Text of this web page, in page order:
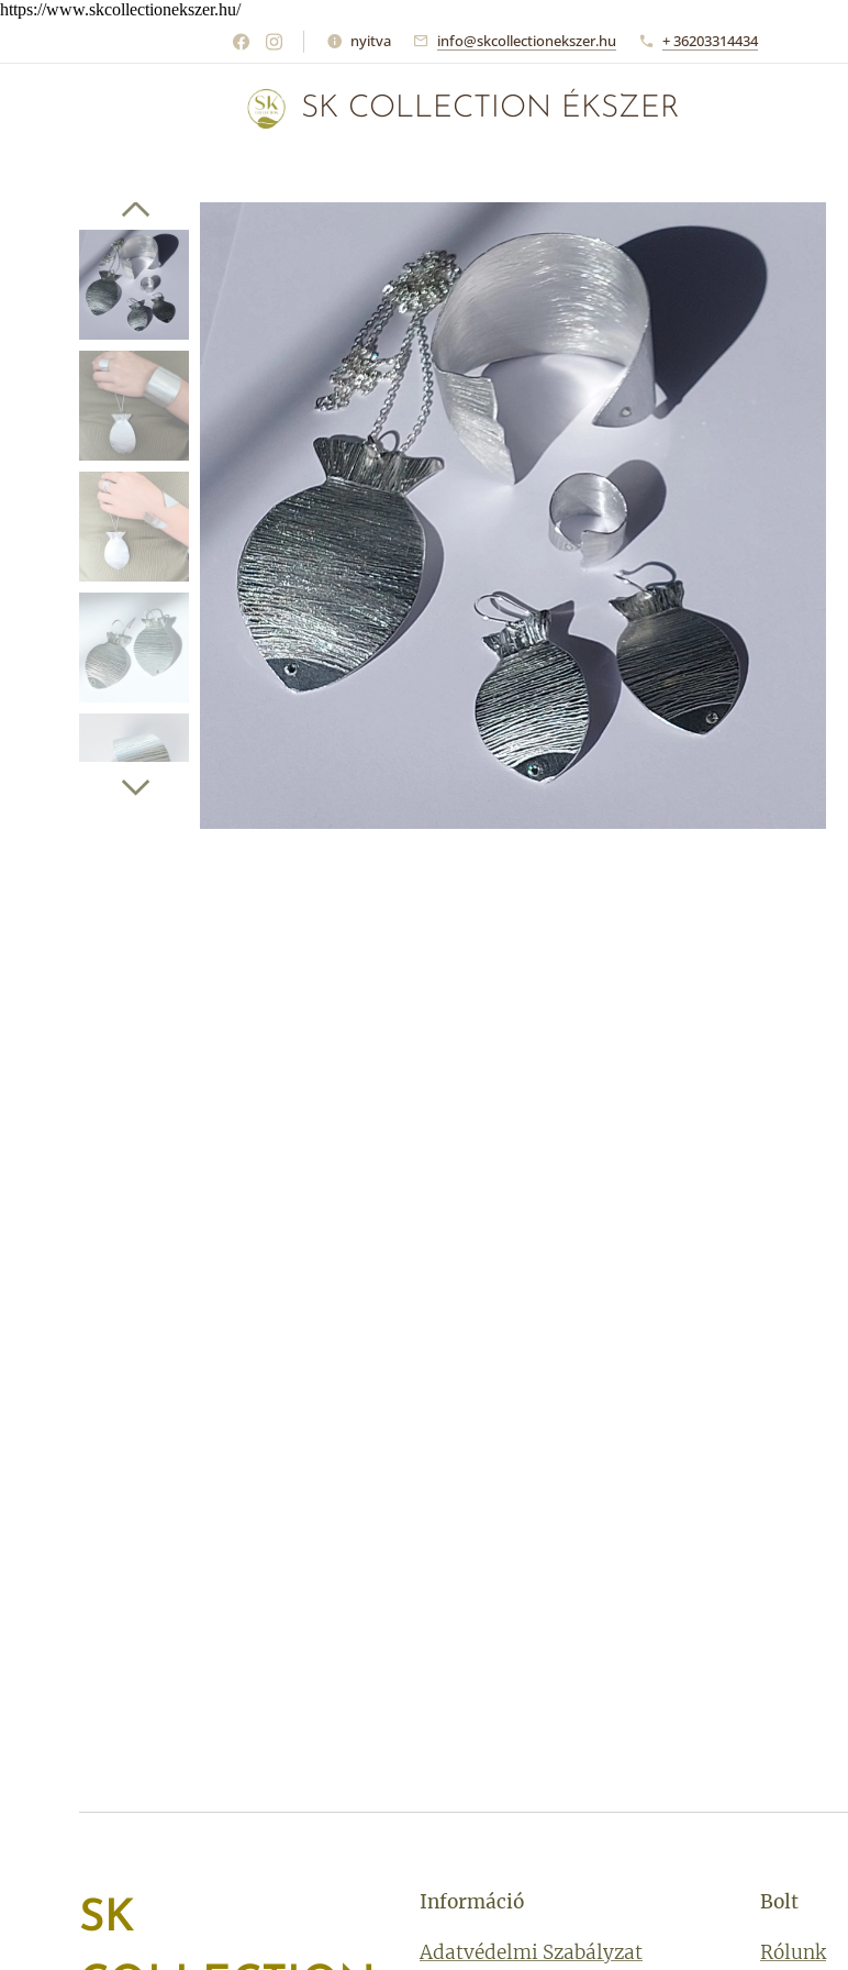
https://www.skcollectionekszer.hu/
nyitva info@skcollectionekszer.hu + 36203314434
SK COLLECTION ÉKSZER
SK
Információ
Adatvédelmi Szabályzat
Bolt
Rólunk